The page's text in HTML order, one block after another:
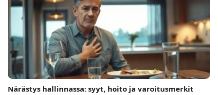
Närästys hallinnassa: syyt, hoito ja varoitusmerkit